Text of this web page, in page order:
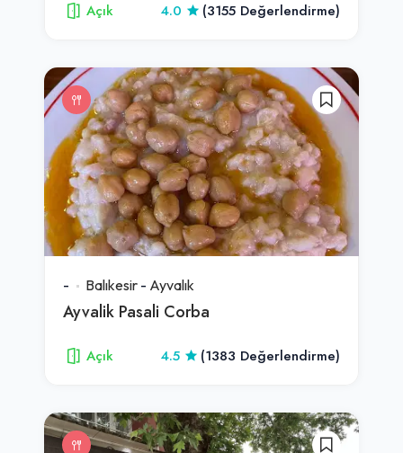
Açık 4.0 (3155 Değerlendirme)
- Balıkesir - Ayvalık
Ayvalik Pasali Corba
Açık 4.5 (1383 Değerlendirme)